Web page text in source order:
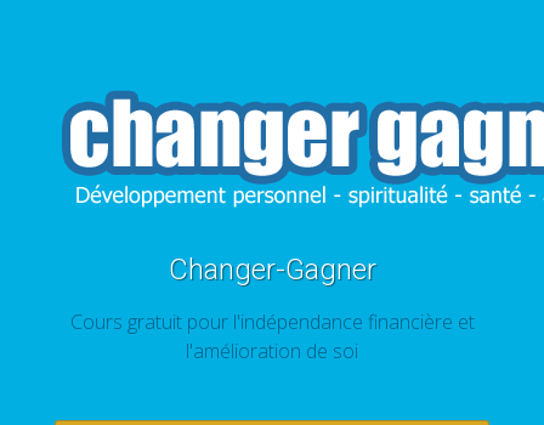
Changer-Gagner
Cours gratuit pour l'indépendance financière et
l'amélioration de soi